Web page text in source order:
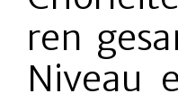
ren
Niveau